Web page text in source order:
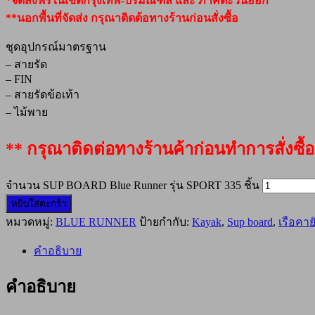
**นอกพื้นที่จัดส่ง กรุณาติดต้อทางร้านก่อนสั่งซื้อ
ชุดอุปกรณ์มาตรฐาน
– สายรัด
– FIN
– สายรัดข้อเท้า
– ไม้พาย
** กรุณาติดต่อทางร้านค้าก่อนทำการสั่งซื้
จำนวน SUP BOARD Blue Runner รุ่น SPORT 335 ชิ้น
หยิบใส่ตะกร้า
หมวดหมู่: BLUE RUNNER ป้ายกำกับ: Kayak, Sup board, เรือคา
คำอธิบาย
คำอธิบาย